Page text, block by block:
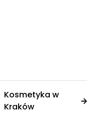
Kosmetyka w
Kraków